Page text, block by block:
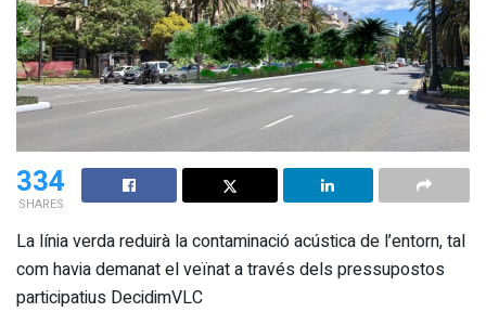
334
SHARES
La línia verda reduirà la contaminació acústica de l’entorn, tal
com havia demanat el veïnat a través dels pressupostos
participatius DecidimVLC